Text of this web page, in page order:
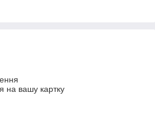
на вашу картку